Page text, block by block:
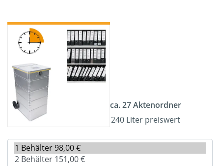
ca. 27 Aktenordner
240 Liter preiswert